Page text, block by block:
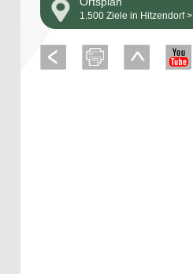
1.500 Ziele in Hitzendorf >